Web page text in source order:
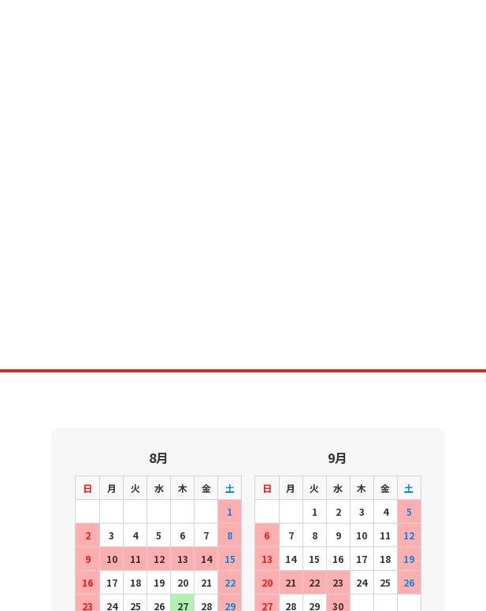
8月
日 月 火 水 木 金
土
1
2
3 4 5 6 7
8
9
10 11 12 13 14
15
16
17 18 19 20 21
22
23
24 25 26 27 28 29
9月
日 月 火 水 木 金
土
1
2 3 4
5
6
7 8 9 10 11
12
13
14 15 16 17 18
19
20
21 22 23 24 25
26
27
28 29 30